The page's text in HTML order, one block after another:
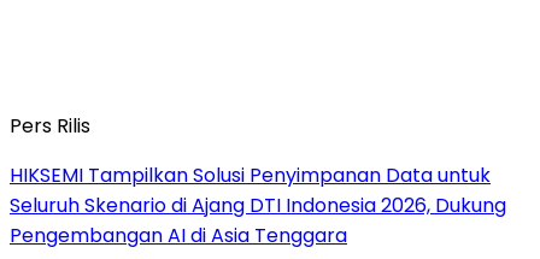
Pers Rilis
HIKSEMI Tampilkan Solusi Penyimpanan Data untuk
Seluruh Skenario di Ajang DTI Indonesia 2026, Dukung
Pengembangan AI di Asia Tenggara